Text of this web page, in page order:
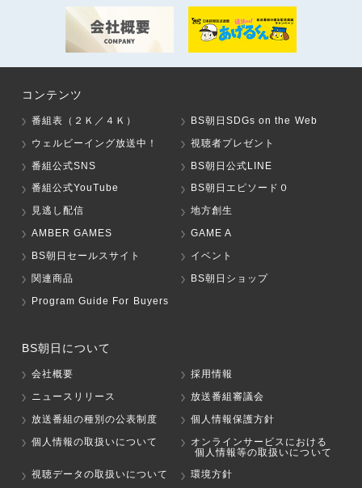
コンテンツ
番組表（２Ｋ／４Ｋ）
BS朝日SDGs on the Web
ウェルビーイング放送中！
視聴者プレゼント
番組公式SNS
BS朝日公式LINE
番組公式YouTube
BS朝日エピソード０
見逃し配信
地方創生
AMBER GAMES
GAME A
BS朝日セールスサイト
イベント
関連商品
BS朝日ショップ
Program Guide For Buyers
BS朝日について
会社概要
採用情報
ニュースリリース
放送番組審議会
放送番組の種別の公表制度
個人情報保護方針
個人情報の取扱いについて
オンラインサービスにおける
個人情報等の取扱いについて
視聴データの取扱いについて
環境方針